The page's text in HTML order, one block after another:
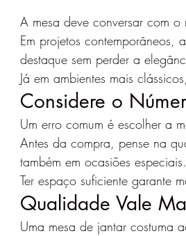
A mesa deve conversar com o
Em projetos
destaque sem perder a
Já em ambientes mais
Considere o
Um erro comum é escolher a
Antes da compra, pense na
também em ocasiões especiais.
Ter espaço suficiente garante
Qualidade Vale
Uma mesa de jantar costuma